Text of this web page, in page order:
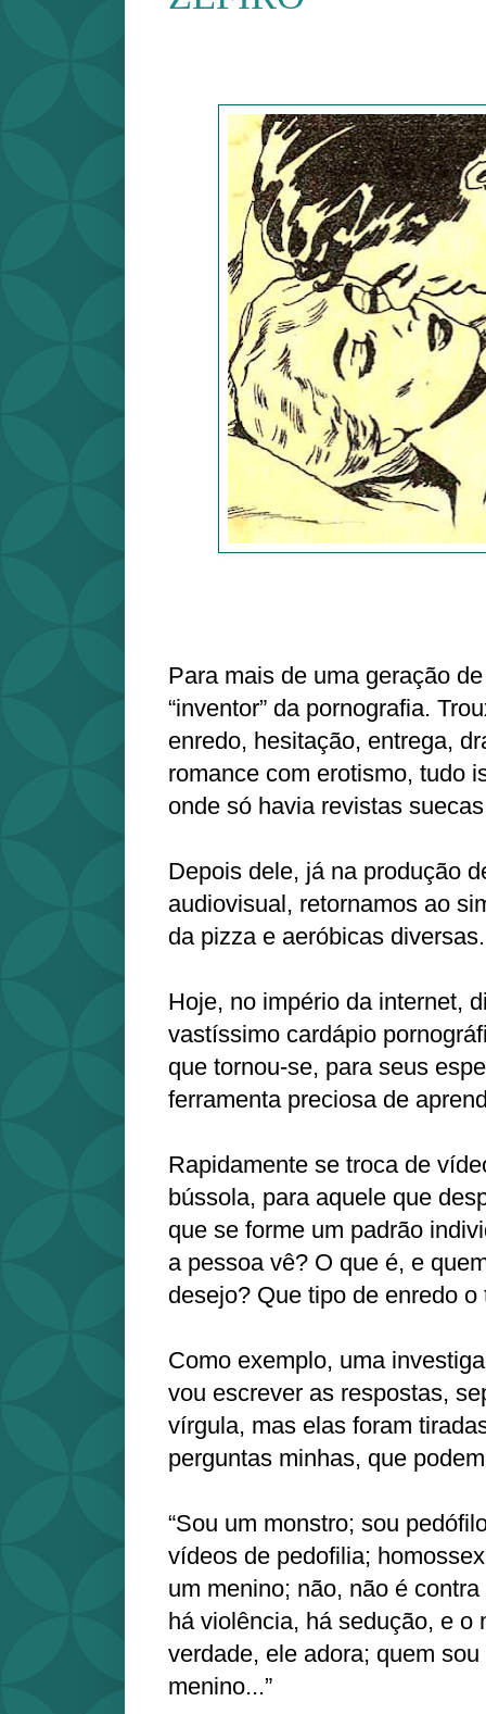
Para mais de uma geração
“inventor” da pornografia.
enredo, hesitação, entrega,
romance com erotismo, tudo
onde só havia revistas
Depois dele, já na produção
audiovisual, retornamos ao
da pizza e aeróbicas diversas.
Hoje, no império da internet,
vastíssimo cardápio
que tornou-se, para seus
ferramenta preciosa de
Rapidamente se troca de
bússola, para aquele que
que se forme um padrão
a pessoa vê? O que é, e
desejo? Que tipo de enredo o
Como exemplo, uma
vou escrever as respostas,
vírgula, mas elas foram
perguntas minhas, que
“Sou um monstro; sou
vídeos de pedofilia;
um menino; não, não é
há violência, há sedução, e o
verdade, ele adora; quem
menino...”